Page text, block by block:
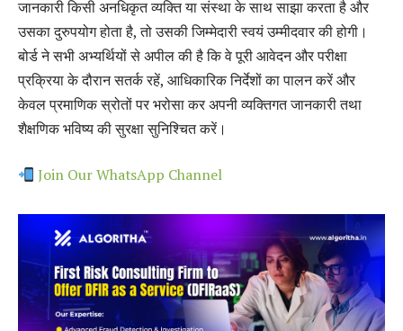
जानकारी किसी अनधिकृत व्यक्ति या संस्था के साथ साझा करता है और
उसका दुरुपयोग होता है, तो उसकी जिम्मेदारी स्वयं उम्मीदवार की होगी।
बोर्ड ने सभी अभ्यर्थियों से अपील की है कि वे पूरी आवेदन और परीक्षा
प्रक्रिया के दौरान सतर्क रहें, आधिकारिक निर्देशों का पालन करें और
केवल प्रमाणिक स्रोतों पर भरोसा कर अपनी व्यक्तिगत जानकारी तथा
शैक्षणिक भविष्य की सुरक्षा सुनिश्चित करें।
Join Our WhatsApp Channel